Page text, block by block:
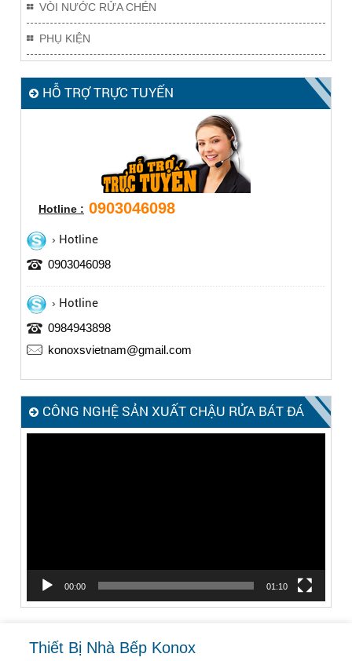
VÒI NƯỚC RỬA CHÉN
PHỤ KIỆN
HỖ TRỢ TRỰC TUYẾN
Hotline : 0903046098
Hotline
0903046098
Hotline
0984943898
konoxsvietnam@gmail.com
CÔNG NGHỆ SẢN XUẤT CHẬU RỬA BÁT ĐÁ
00:00 01:10
Thiết Bị Nhà Bếp Konox